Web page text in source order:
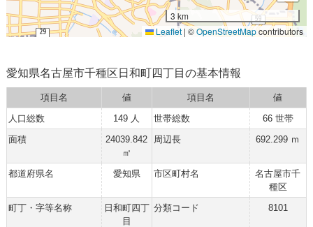
3 km
Leaflet | ©OpenStreetMapcontributors
愛知県名古屋市千種区日和町四丁目の基本情報
項目名 値 項目名
値
人口総数
149 人 世帯総数
66 世帯
面積
24039.842
㎡
周辺長 692.299 ｍ
都道府県名 愛知県 市区町村名
名古屋市千
種区
町丁・字等名称
日和町四丁
目
分類コード 8101